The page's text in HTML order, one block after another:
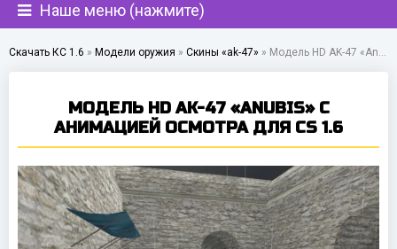
Наше меню (нажмите)
Скачать КС 1.6 » Модели оружия » Скины «ak-47» » Модель HD AK-47 «Anubis» с анимацией осмотра для CS 1.6
МОДЕЛЬ HD AK-47 «ANUBIS» С
АНИМАЦИЕЙ ОСМОТРА ДЛЯ CS 1.6